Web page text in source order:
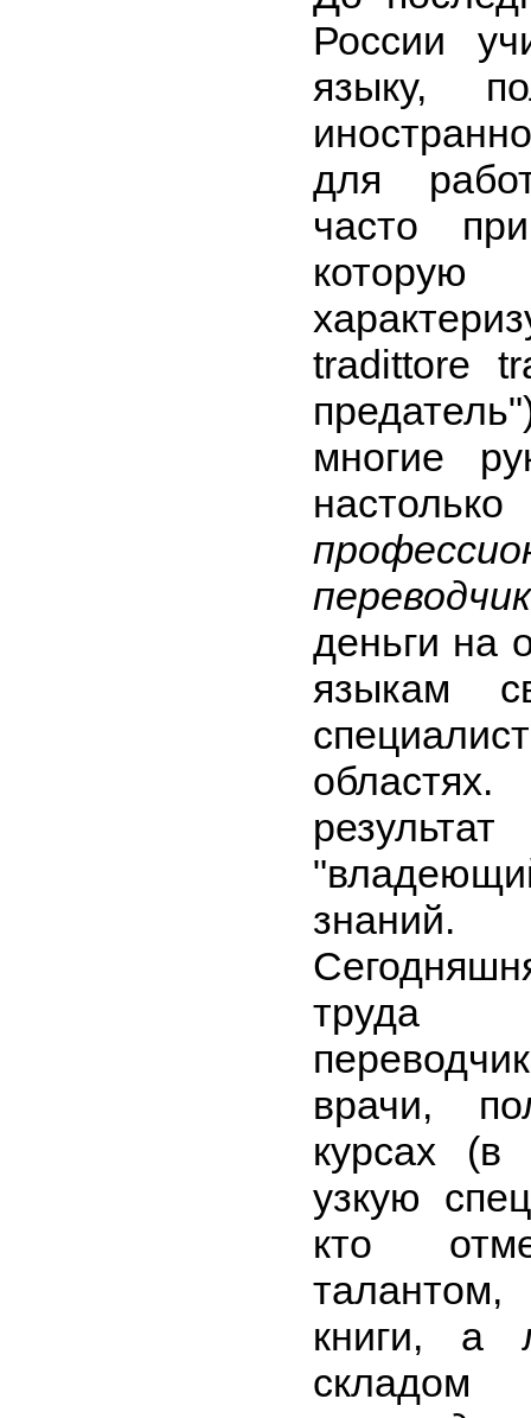
России
языку,
для
часто
tradittore
многие
деньги на
языкам
знаний.
труда
врачи,
курсах (в
узкую
кто
книги, а